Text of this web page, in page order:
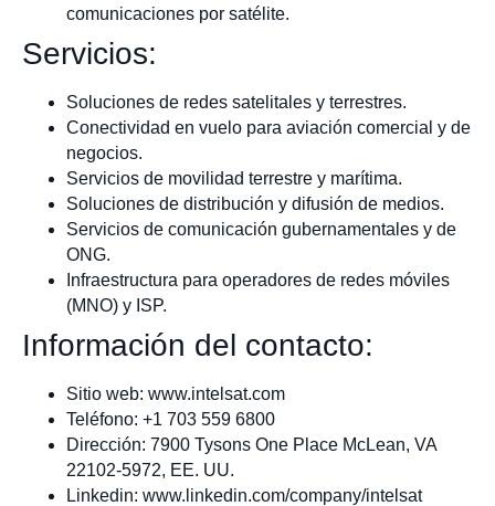
comunicaciones por satélite.
Servicios:
Soluciones de redes satelitales y terrestres.
Conectividad en vuelo para aviación comercial y de
negocios.
Servicios de movilidad terrestre y marítima.
Soluciones de distribución y difusión de medios.
Servicios de comunicación gubernamentales y de
ONG.
Infraestructura para operadores de redes móviles
(MNO) y ISP.
Información del contacto:
Sitio web: www.intelsat.com
Teléfono: +1 703 559 6800
Dirección: 7900 Tysons One Place McLean, VA
22102-5972, EE. UU.
Linkedin: www.linkedin.com/company/intelsat